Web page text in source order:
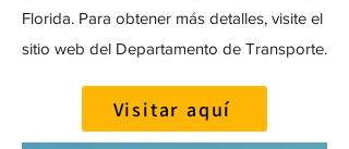
Florida. Para obtener más detalles, visite el
sitio web del Departamento de Transporte.
Visitar aquí